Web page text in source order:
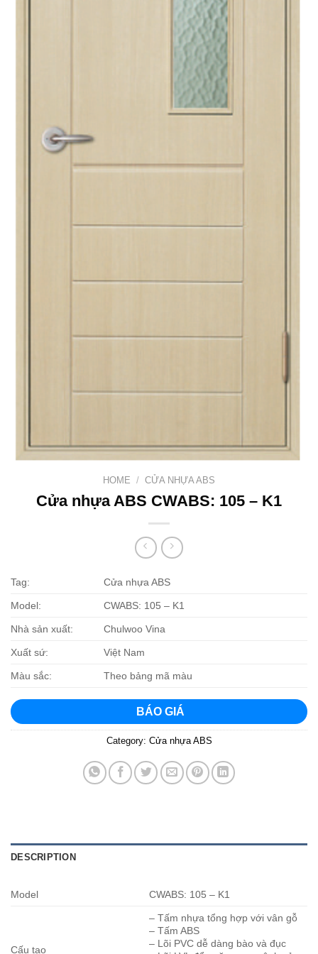
HOME / CỬA NHỰA ABS
Cửa nhựa ABS CWABS: 105 – K1
Tag: Cửa nhựa ABS
Model: CWABS: 105 – K1
Nhà sản xuất: Chulwoo Vina
Xuất sứ: Việt Nam
Màu sắc: Theo bảng mã màu
BÁO GIÁ
Category: Cửa nhựa ABS
DESCRIPTION
Model CWABS: 105 – K1
Cấu tạo
– Tấm nhựa tổng hợp với vân gỗ
– Tấm ABS
– Lõi PVC dễ dàng bào và đục